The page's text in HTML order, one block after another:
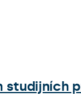
studijních